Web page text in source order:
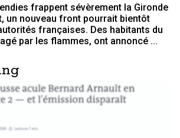
frappent sévèrement la Gironde
un nouveau front pourrait bientôt
françaises. Des habitants du
par les flammes, ont annoncé ...